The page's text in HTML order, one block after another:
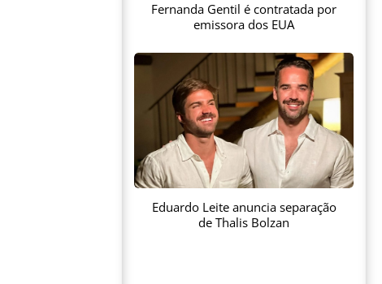
Fernanda Gentil é contratada por
emissora dos EUA
Eduardo Leite anuncia separação
de Thalis Bolzan